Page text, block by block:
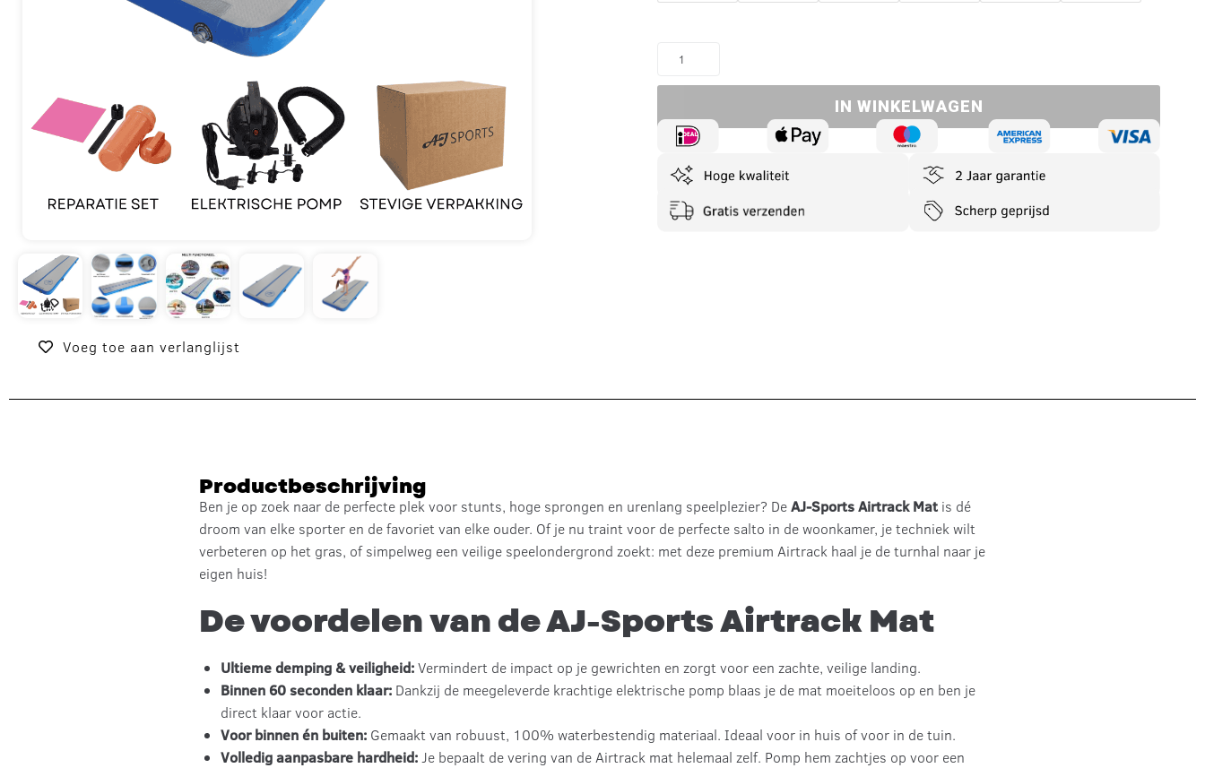
Voeg toe aan verlanglijst
IN WINKELWAGEN
Productbeschrijving
Ben je op zoek naar de perfecte plek voor stunts, hoge sprongen en urenlang speelplezier? DeAJ-Sports Airtrack Mat is dé
droom van elke sporter en de favoriet van elke ouder. Of je nu traint voor de perfecte salto in de woonkamer, je techniek wilt
verbeteren op het gras, of simpelweg een veilige speelondergrond zoekt: met deze premium Airtrack haal je de turnhal naar je
eigen huis!
De voordelen van de AJ-Sports Airtrack Mat
Ultieme demping & veiligheid:Vermindert de impact op je gewrichten en zorgt voor een zachte, veilige landing.
Binnen 60 seconden klaar: Dankzij de meegeleverde krachtige elektrische pomp blaas je de mat moeiteloos op en ben je
direct klaar voor actie.
Voor binnen én buiten: Gemaakt van robuust, 100% waterbestendig materiaal. Ideaal voor in huis of voor in de tuin.
Volledig aanpasbare hardheid:Je bepaalt de vering van de Airtrack mat helemaal zelf. Pomp hem zachtjes op voor een